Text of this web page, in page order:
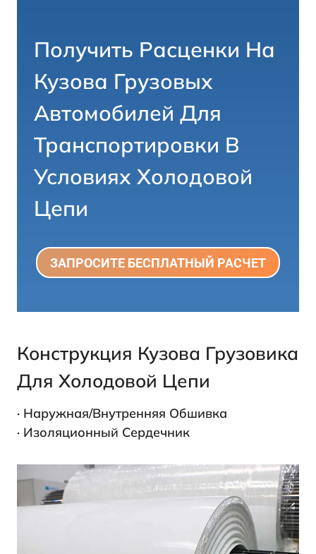
Получить Расценки На
Кузова Грузовых
Автомобилей Для
Транспортировки В
Условиях Холодовой
Цепи
ЗАПРОСИТЕ БЕСПЛАТНЫЙ РАСЧЕТ
Конструкция Кузова Грузовика
Для Холодовой Цепи
· Наружная/внутренняя Обшивка
· Изоляционный Сердечник